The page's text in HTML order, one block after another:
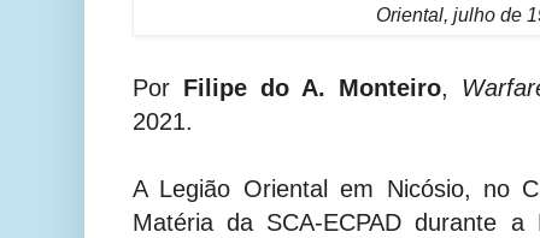
Oriental, julho de
Por Filipe do A. Monteiro,
2021.
A Legião Oriental em Nicósio, no
Matéria da SCA-ECPAD durante a